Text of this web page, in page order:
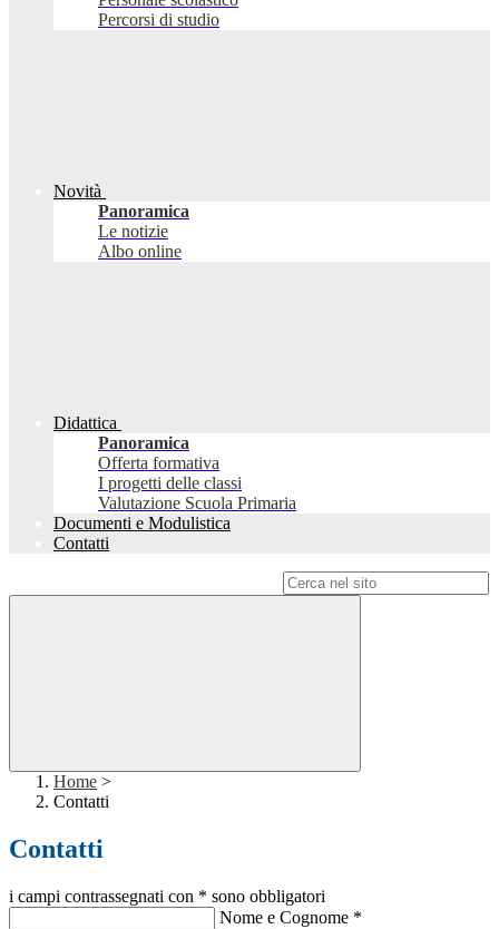
Percorsi di studio
Novità
Panoramica
Le notizie
Albo online
Didattica
Panoramica
Offerta formativa
I progetti delle classi
Valutazione Scuola Primaria
Documenti e Modulistica
Contatti
Home >
Contatti
Contatti
i campi contrassegnati con * sono obbligatori
Nome e Cognome *